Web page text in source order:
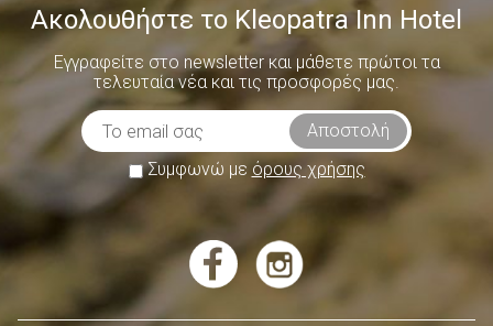
Ακολουθήστε το Kleopatra Inn Hotel
Εγγραφείτε στο newsletter και μάθετε πρώτοι τα
τελευταία νέα και τις προσφορές μας.
Συμφωνώ με όρους χρήσης